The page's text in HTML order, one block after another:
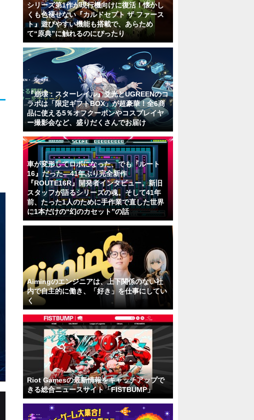
シリーズ第1作が現行機向けに復活！懐かし
くも色褪せない『カルドセプト ザ ファース
ト』遊びやすい機能も搭載で、あらため
て“原典”に触れるのにぴったり
『崩壊：スターレイル』爻光とUGREENのコ
ラボは「限定ギフトBOX」が超豪華！全6商
品に使える5％オフクーポンやコスプレイヤ
ー撮影会など、盛りだくさんでお届け
車が変形してロボになった、でも『ルート
16』だった―41年ぶり完全新作
『ROUTE16R』開発者インタビュー。新旧
スタッフが語るシリーズの魂。そして41年
前、たった1人のために手作業で直した世界
に1本だけの“幻のカセット”の話
Aimingのエンジニアは、上下関係のない社
内で自主的に働き、「好き」を仕事にしてい
く
Riot Gamesの最新情報をキャッチアップで
きる総合ニュースサイト「FISTBUMP」